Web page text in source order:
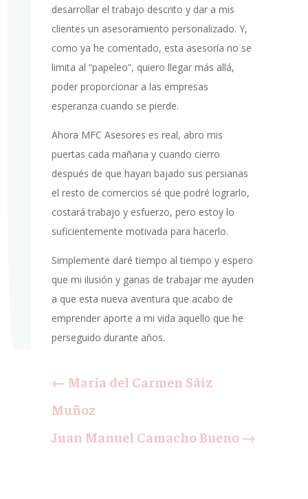
desarrollar el trabajo descrito y dar a mis
clientes un asesoramiento personalizado. Y,
como ya he comentado, esta asesoría no se
limita al “papeleo”, quiero llegar más allá,
poder proporcionar a las empresas
esperanza cuando se pierde.
Ahora MFC Asesores es real, abro mis
puertas cada mañana y cuando cierro
después de que hayan bajado sus persianas
el resto de comercios sé que podré lograrlo,
costará trabajo y esfuerzo, pero estoy lo
suficientemente motivada para hacerlo.
Simplemente daré tiempo al tiempo y espero
que mi ilusión y ganas de trabajar me ayuden
a que esta nueva aventura que acabo de
emprender aporte a mi vida aquello que he
perseguido durante años.
← María del Carmen Sáiz
Muñoz
Juan Manuel Camacho Bueno →